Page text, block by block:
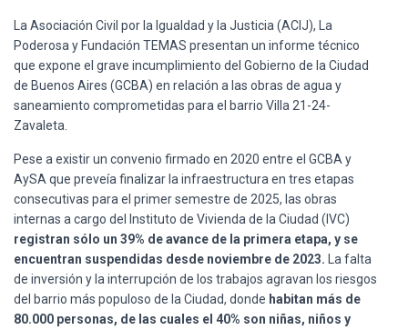
La Asociación Civil por la Igualdad y la Justicia (ACIJ), La
Poderosa y Fundación TEMAS presentan un informe técnico
que expone el grave incumplimiento del Gobierno de la Ciudad
de Buenos Aires (GCBA) en relación a las obras de agua y
saneamiento comprometidas para el barrio Villa 21-24-
Zavaleta.
Pese a existir un convenio firmado en 2020 entre el GCBA y
AySA que preveía finalizar la infraestructura en tres etapas
consecutivas para el primer semestre de 2025, las obras
internas a cargo del Instituto de Vivienda de la Ciudad (IVC)
registran sólo un 39% de avance de la primera etapa, y se
encuentran suspendidas desde noviembre de 2023. La falta
de inversión y la interrupción de los trabajos agravan los riesgos
del barrio más populoso de la Ciudad, donde habitan más de
80.000 personas, de las cuales el 40% son niñas, niños y